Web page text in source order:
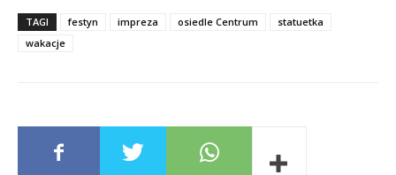
TAGI festyn impreza osiedle Centrum
statuetka
wakacje